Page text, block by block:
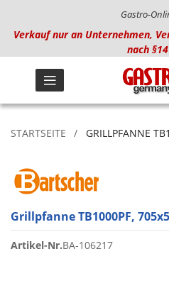
Gastro-
Verkauf nur an Unternehmen,
nach
STARTSEITE GRILLPFANNE
Grillpfanne TB1000PF,
Artikel-Nr.BA-106217